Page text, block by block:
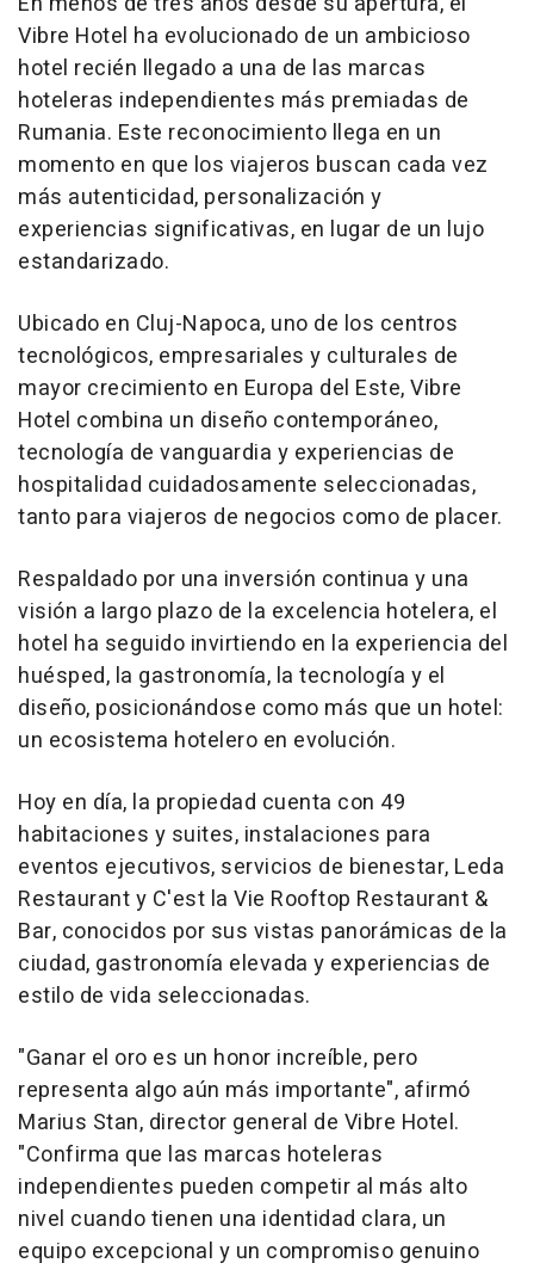
Vibre Hotel ha evolucionado de un ambicioso
hotel recién llegado a una de las marcas
hoteleras independientes más premiadas de
Rumania. Este reconocimiento llega en un
momento en que los viajeros buscan cada vez
más autenticidad, personalización y
experiencias significativas, en lugar de un lujo
estandarizado.
Ubicado en Cluj-Napoca, uno de los centros
tecnológicos, empresariales y culturales de
mayor crecimiento en Europa del Este, Vibre
Hotel combina un diseño contemporáneo,
tecnología de vanguardia y experiencias de
hospitalidad cuidadosamente seleccionadas,
tanto para viajeros de negocios como de placer.
Respaldado por una inversión continua y una
visión a largo plazo de la excelencia hotelera, el
hotel ha seguido invirtiendo en la experiencia del
huésped, la gastronomía, la tecnología y el
diseño, posicionándose como más que un hotel:
un ecosistema hotelero en evolución.
Hoy en día, la propiedad cuenta con 49
habitaciones y suites, instalaciones para
eventos ejecutivos, servicios de bienestar, Leda
Restaurant y C'est la Vie Rooftop Restaurant &
Bar, conocidos por sus vistas panorámicas de la
ciudad, gastronomía elevada y experiencias de
estilo de vida seleccionadas.
"Ganar el oro es un honor increíble, pero
representa algo aún más importante", afirmó
Marius Stan, director general de Vibre Hotel.
"Confirma que las marcas hoteleras
independientes pueden competir al más alto
nivel cuando tienen una identidad clara, un
equipo excepcional y un compromiso genuino